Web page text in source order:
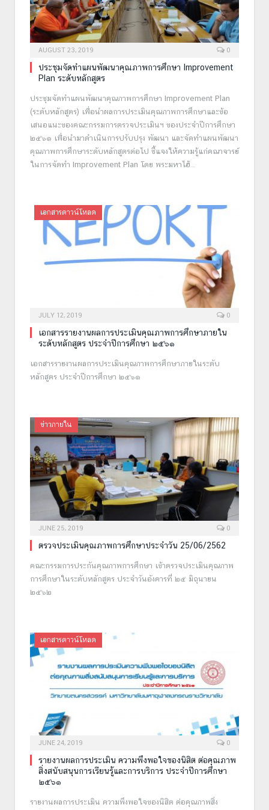
AUGUST 23, 2019 0
ประชุมจัดทำแผนพัฒนาคุณภาพการศึกษา Improvement
Plan ระดับหลักสูตร
ประชุมจัดทำแผนพัฒนาคุณภาพการศึกษา Improvement Plan
(ระดับหลักสูตร) เพื่อนำผลการประเมินคุณภาพการศึกษาและข้อ
เสนอแนะของคณะกรรมการตรวจประเมินฯ ของประจำปีการศึกษา
๒๕๖๑ เพื่อนำมาดำเนินการปรับปรุง พัฒนา และจัดทำแผนพัฒนา
คุณภาพการศึกษาระดับหลักสูตรต่อไป ชี้แจงให้ความรู้แก่คณาจารย์
ในการจัดทำ Improvement Plan โดย พระมหาไฮ้…
เอกสารดาวน์โหลด
JULY 12, 2019 0
เอกสารรายงานผลการประเมินคุณภาพการศึกษาภายใน
ระดับหลักสูตร ประจำปีการศึกษา ๒๕๖๑
เอกสารรายงานผลการประเมินคุณภาพการศึกษาภายในระดับ
หลักสูตร ประจำปีการศึกษา ๒๕๖๑
ข่าวภายใน
JUNE 25, 2019 0
ตรวจประเมินคุณภาพการศึกษาประจำวัน 25/06/2562
คณะกรรมการประกันคุณภาพการศึกษา เข้าตรวจประเมินคุณภาพ
การศึกษาในระดับหลักสูตร ประจำวันอังคารที่ ๒๕ มิถุนายน
๒๕๖๒
เอกสารดาวน์โหลด
JUNE 24, 2019 0
รายงานผลการประเมิน ความพึงพอใจของนิสิต ต่อคุณภาพ
สิ่งสนับสนุนการเรียนรู้และการบริการ ประจำปีการศึกษา
๒๕๖๑
รายงานผลการประเมิน ความพึงพอใจของนิสิต ต่อคุณภาพสิ่ง